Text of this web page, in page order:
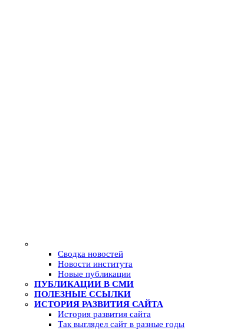
Сводка новостей
Новости института
Новые публикации
ПУБЛИКАЦИИ В СМИ
ПОЛЕЗНЫЕ ССЫЛКИ
ИСТОРИЯ РАЗВИТИЯ САЙТА
История развития сайта
Так выглядел сайт в разные годы